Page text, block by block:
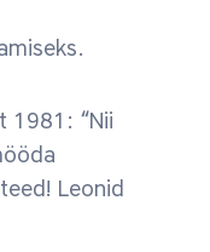
1981: “Nii
Leonid